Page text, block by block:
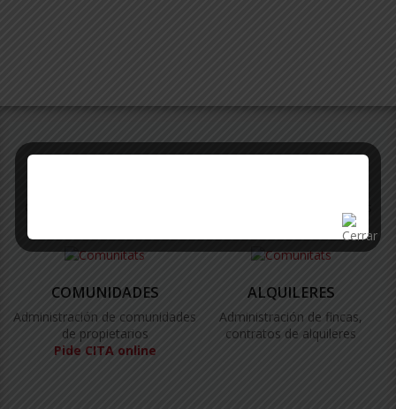
COMUNIDADES
Administración de comunidades
de propietarios
Pide CITA online
ALQUILERES
Administración de fincas,
contratos de alquileres